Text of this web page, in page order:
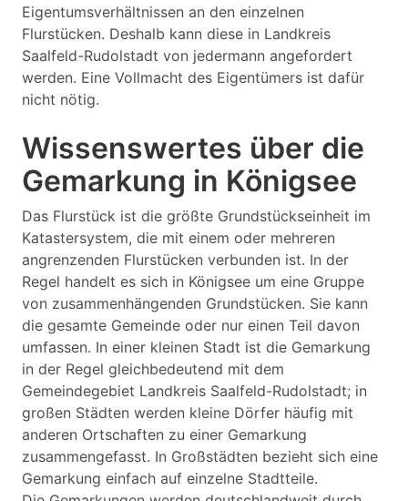
Eigentumsverhältnissen an den einzelnen
Flurstücken. Deshalb kann diese in Landkreis
Saalfeld-Rudolstadt von jedermann angefordert
werden. Eine Vollmacht des Eigentümers ist dafür
nicht nötig.
Wissenswertes über die
Gemarkung in Königsee
Das Flurstück ist die größte Grundstückseinheit im
Katastersystem, die mit einem oder mehreren
angrenzenden Flurstücken verbunden ist. In der
Regel handelt es sich in Königsee um eine Gruppe
von zusammenhängenden Grundstücken. Sie kann
die gesamte Gemeinde oder nur einen Teil davon
umfassen. In einer kleinen Stadt ist die Gemarkung
in der Regel gleichbedeutend mit dem
Gemeindegebiet Landkreis Saalfeld-Rudolstadt; in
großen Städten werden kleine Dörfer häufig mit
anderen Ortschaften zu einer Gemarkung
zusammengefasst. In Großstädten bezieht sich eine
Gemarkung einfach auf einzelne Stadtteile.